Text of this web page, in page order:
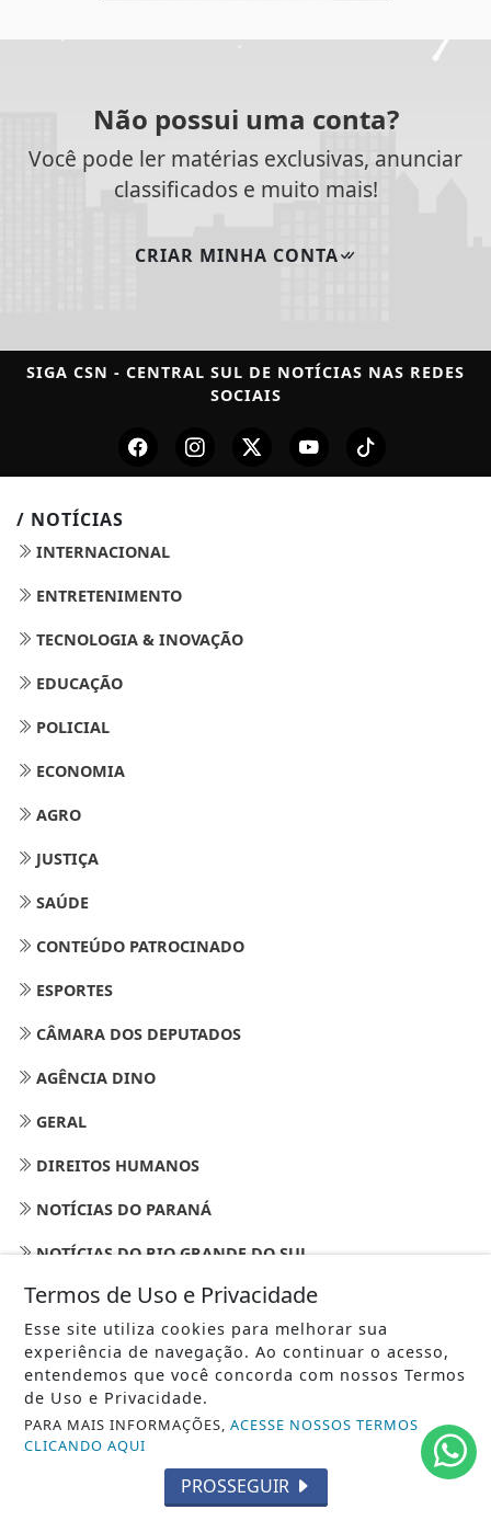
Não possui uma conta?
Você pode ler matérias exclusivas, anunciar
classificados e muito mais!
CRIAR MINHA CONTA
SIGA CSN - CENTRAL SUL DE NOTÍCIAS NAS REDES
SOCIAIS
/ NOTÍCIAS
INTERNACIONAL
ENTRETENIMENTO
TECNOLOGIA & INOVAÇÃO
EDUCAÇÃO
POLICIAL
ECONOMIA
AGRO
JUSTIÇA
SAÚDE
CONTEÚDO PATROCINADO
ESPORTES
CÂMARA DOS DEPUTADOS
AGÊNCIA DINO
GERAL
DIREITOS HUMANOS
NOTÍCIAS DO PARANÁ
NOTÍCIAS DO RIO GRANDE DO SUL
NOTÍCIAS DE SANTA CATARINA
MUNDO JURÍDICO - ERGA OMNES -
AGRONEGÓCIOS
GASTRONOMIA
Termos de Uso e Privacidade
Esse site utiliza cookies para melhorar sua
experiência de navegação. Ao continuar o acesso,
entendemos que você concorda com nossos Termos
de Uso e Privacidade.
PARA MAIS INFORMAÇÕES,ACESSE NOSSOS TERMOS
CLICANDO AQUI
PROSSEGUIR